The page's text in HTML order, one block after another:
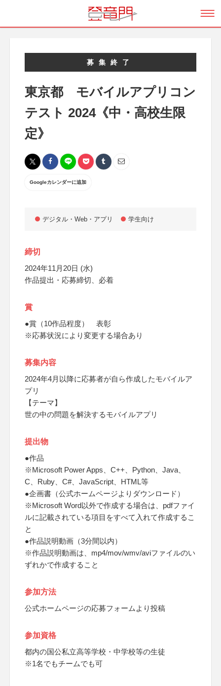
募集終了
東京都 モバイルアプリコン
テスト 2024《中・高校生限
定》
Googleカレンダーに追加
デジタル・Web・アプリ 学生向け
締切
2024年11月20日 (水)
作品提出・応募締切、必着
賞
●賞（10作品程度） 表彰
※応募状況により変更する場合あり
募集内容
2024年4月以降に応募者が自ら作成したモバイルア
プリ
【テーマ】
世の中の問題を解決するモバイルアプリ
提出物
●作品
※Microsoft Power Apps、C++、Python、Java、
C、Ruby、C#、JavaScript、HTML等
●企画書（公式ホームページよりダウンロード）
※Microsoft Word以外で作成する場合は、pdfファイ
ルに記載されている項目をすべて入れて作成するこ
と
●作品説明動画（3分間以内）
※作品説明動画は、mp4/mov/wmv/aviファイルのい
ずれかで作成すること
参加方法
公式ホームページの応募フォームより投稿
参加資格
都内の国公私立高等学校・中学校等の生徒
※1名でもチームでも可